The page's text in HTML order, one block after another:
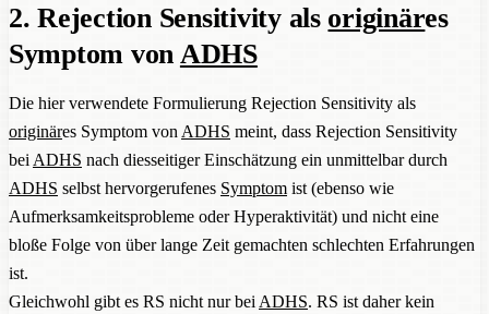
2. Rejection Sensitivity als originäres
Symptom von ADHS
Die hier verwendete Formulierung Rejection Sensitivity als
originäres Symptom von ADHS meint, dass Rejection Sensitivity
bei ADHS nach diesseitiger Einschätzung ein unmittelbar durch
ADHS selbst hervorgerufenes Symptom ist (ebenso wie
Aufmerksamkeitsprobleme oder Hyperaktivität) und nicht eine
bloße Folge von über lange Zeit gemachten schlechten Erfahrungen
ist.
Gleichwohl gibt es RS nicht nur bei ADHS. RS ist daher kein